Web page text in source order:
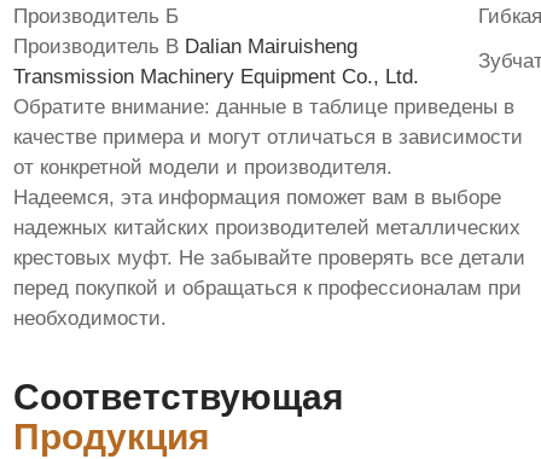
Производитель Б
Производитель В Dalian Mairuisheng
Transmission Machinery Equipment Co., Ltd.
Обратите внимание: данные в таблице приведены в
качестве примера и могут отличаться в зависимости
от конкретной модели и производителя.
Надеемся, эта информация поможет вам в выборе
надежных китайских производителей металлических
крестовых муфт. Не забывайте проверять все детали
перед покупкой и обращаться к профессионалам при
необходимости.
Соответствующая
Продукция